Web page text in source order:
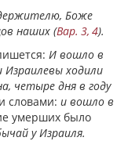
Боже
наших (Вар. 3, 4).
И вошло в
Израилевы ходили
четыре дня в году
словами: и вошло в
умерших было
у Израиля.